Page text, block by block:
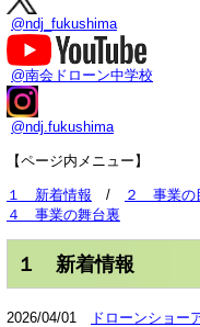
@ndj_fukushima
@南会ドローン中学校
@ndj.fukushima
【ページ内メニュー】
１ 新着情報 / ２ 事業の
４ 事業の舞台裏
１ 新着情報
2026/04/01
ドローンショー